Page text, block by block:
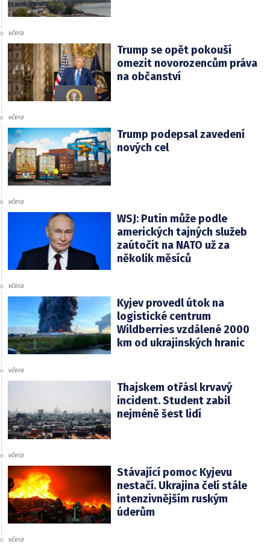
včera
Trump se opět pokouší
omezit novorozencům práva
na občanství
včera
Trump podepsal zavedení
nových cel
včera
WSJ: Putin může podle
amerických tajných služeb
zaútočit na NATO už za
několik měsíců
včera
Kyjev provedl útok na
logistické centrum
Wildberries vzdálené 2000
km od ukrajinských hranic
včera
Thajskem otřásl krvavý
incident. Student zabil
nejméně šest lidí
včera
Stávající pomoc Kyjevu
nestačí. Ukrajina čelí stále
intenzivnějším ruským
úderům
včera